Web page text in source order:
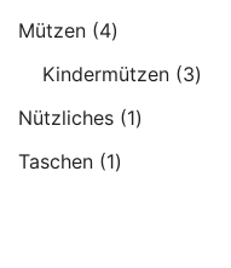
Mützen 44
Produkte
Kindermützen 33
Nützliches 11
Taschen 11